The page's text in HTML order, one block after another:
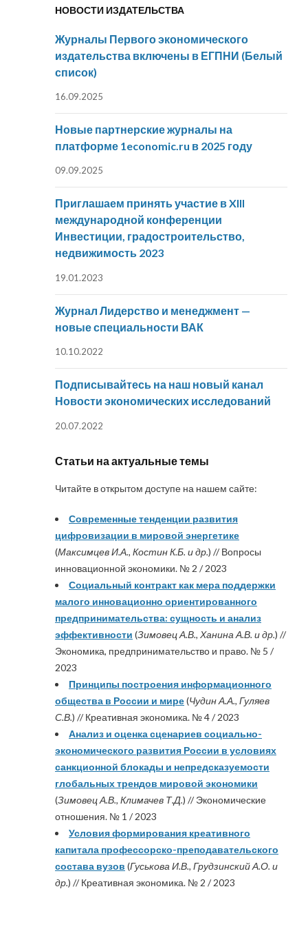
НОВОСТИ ИЗДАТЕЛЬСТВА
Журналы Первого экономического
издательства включены в ЕГПНИ (Белый
список)
16.09.2025
Новые партнерские журналы на
платформе 1economic.ru в 2025 году
09.09.2025
Приглашаем принять участие в XIII
международной конференции
Инвестиции, градостроительство,
недвижимость 2023
19.01.2023
Журнал Лидерство и менеджмент —
новые специальности ВАК
10.10.2022
Подписывайтесь на наш новый канал
Новости экономических исследований
20.07.2022
Статьи на актуальные темы
Читайте в открытом доступе на нашем сайте:
Современные тенденции развития
цифровизации в мировой энергетике
(Максимцев И.А., Костин К.Б. и др.) // Вопросы
инновационной экономики. № 2 / 2023
Социальный контракт как мера поддержки
малого инновационно ориентированного
предпринимательства: сущность и анализ
эффективности (Зимовец А.В., Ханина А.В. и др.) //
Экономика, предпринимательство и право. № 5 /
2023
Принципы построения информационного
общества в России и мире(Чудин А.А., Гуляев
С.В.) // Креативная экономика. № 4 / 2023
Анализ и оценка сценариев социально-
экономического развития России в условиях
санкционной блокады и непредсказуемости
глобальных трендов мировой экономики
(Зимовец А.В., Климачев Т.Д.) // Экономические
отношения. № 1 / 2023
Условия формирования креативного
капитала профессорско-преподавательского
состава вузов (Гуськова И.В., Грудзинский А.О. и
др.) // Креативная экономика. № 2 / 2023